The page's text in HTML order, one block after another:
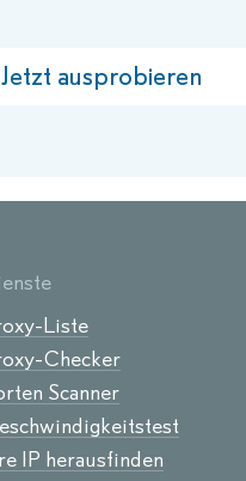
Jetzt ausprobieren
Liste
Checker
Scanner
IP herausfinden